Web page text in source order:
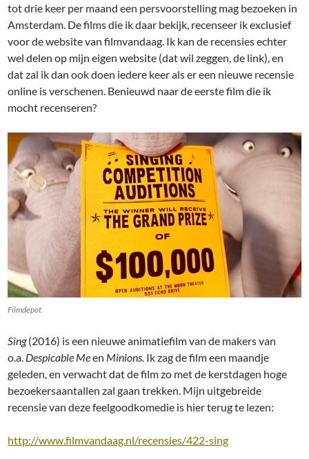
tot drie keer per maand een persvoorstelling mag bezoeken in
Amsterdam. De films die ik daar bekijk, recenseer ik exclusief
voor de website van filmvandaag. Ik kan de recensies echter
wel delen op mijn eigen website (dat wil zeggen, de link), en
dat zal ik dan ook doen iedere keer als er een nieuwe recensie
online is verschenen. Benieuwd naar de eerste film die ik
mocht recenseren?
Filmdepot
Sing(2016) is een nieuwe animatiefilm van de makers van
o.a. Despicable Meen Minions. Ik zag de film een maandje
geleden, en verwacht dat de film zo met de kerstdagen hoge
bezoekersaantallen zal gaan trekken. Mijn uitgebreide
recensie van deze feelgoodkomedie is hier terug te lezen:
http://www.filmvandaag.nl/recensies/422-sing